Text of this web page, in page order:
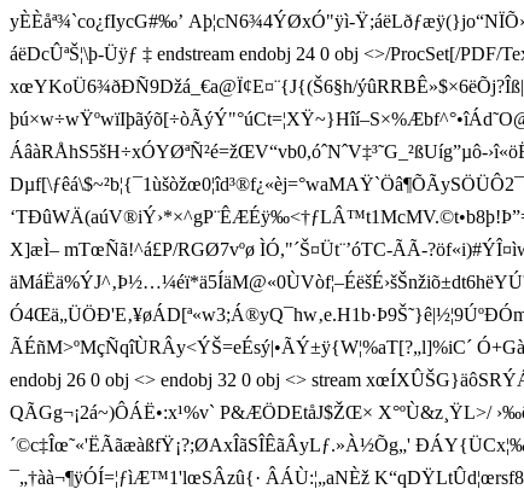
yÈÈåª¾`co¿fIycG#‰’ Aþ¦cN6¾4ÝØxÓ"ÿì-
áëDcÛªŠ¦\þ-Üÿƒ ‡ endstream endobj 24 0 obj <>/ProcSet[/
xœYKoÜ6¾ðÐÑ9Džá _€a@Ï¢E¤¨{J{(Š6§h/ýû
þú×w÷wŸºwïIþãýõ[÷òÃýÝ"°úCt=¦XŸ~}Hîí–S×%Æbf
ÁâàRÅhS5šH÷xÓYØªÑ²é=žŒV“vb0,óˆ NˆV‡³˜G_²ßUíg”µô-
‘TÐûWÄ(aúV®iÝ›*×^gP¨
X]æÌ– mTœÑã!^á£P/RGØ7v ºø ÌÓ,"´Š¤Üt¨’óTC-ÃÃ-
ÃÉñM>º MçÑqîÙRÂy<ÝŠ=eÉsý|•Ã
endobj 26 0 obj <> endobj 32 0 obj <> stream xœÍXÛŠG }ä
QÃGg¬¡2á~)ÔÁË•:x¹%v` P&ÆÖDEtåJ$ŽŒ× X°ºÙ&z¸ŸL>/
´©c‡Îœ˜«'ËÃãæàßfŸ¡?;ØAxÎãSÎÊãÂyLƒ.»À½Õg„'
¯„†àà¬¶ÿÓÍ=¦ƒìÆ™1'lœSÂzû{· ÂÁÙ:¦„­aNÈž